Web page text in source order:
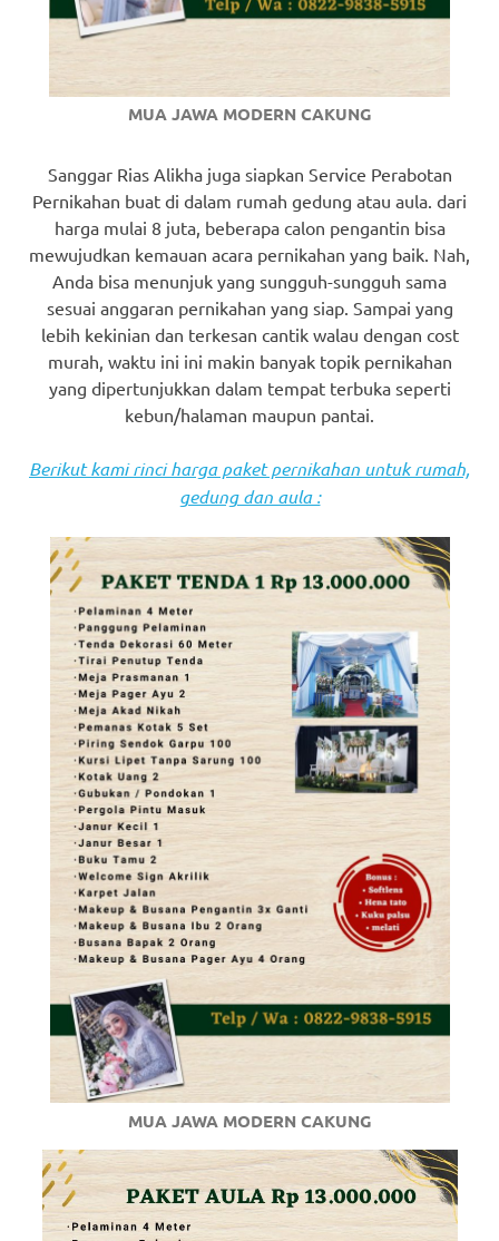
MUA JAWA MODERN CAKUNG
Sanggar Rias Alikha juga siapkan Service Perabotan
Pernikahan buat di dalam rumah gedung atau aula. dari
harga mulai 8 juta, beberapa calon pengantin bisa
mewujudkan kemauan acara pernikahan yang baik. Nah,
Anda bisa menunjuk yang sungguh-sungguh sama
sesuai anggaran pernikahan yang siap. Sampai yang
lebih kekinian dan terkesan cantik walau dengan cost
murah, waktu ini ini makin banyak topik pernikahan
yang dipertunjukkan dalam tempat terbuka seperti
kebun/halaman maupun pantai.
Berikut kami rinci harga paket pernikahan untuk rumah,
gedung dan aula :
MUA JAWA MODERN CAKUNG